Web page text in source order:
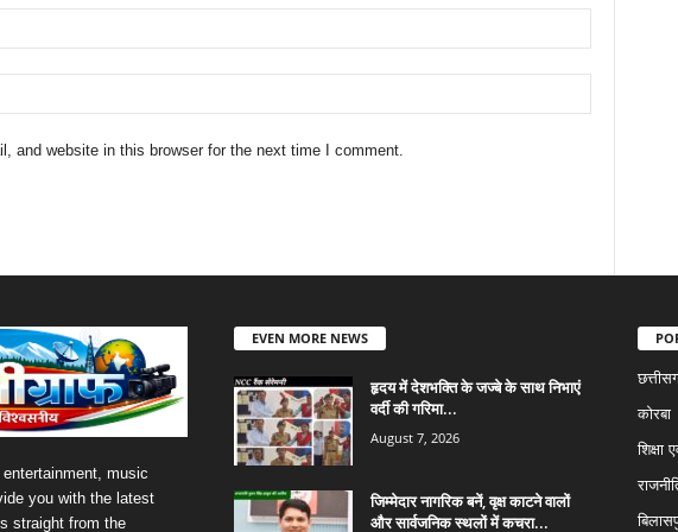
and website in this browser for the next time I comment.
music
you with the latest
straight from the
EVEN MORE NEWS
हृदय में देशभक्ति के जज्बे के साथ निभाएं
वर्दी की गरिमा...
August 7, 2026
जिम्मेदार नागरिक बनें, वृक्ष काटने वालों
और सार्वजनिक स्थलों में कचरा...
कोरबा
शिक्षा